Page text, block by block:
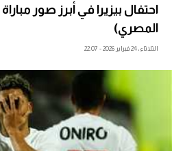
ميركاتو
فانتازي في الجول
مسابقة التوقعات
فيديوهات
عدسات
احتفال بيزيرا في أبرز صور
المصري)
الثلاثاء، 24 فبراير 2026 - 22:07